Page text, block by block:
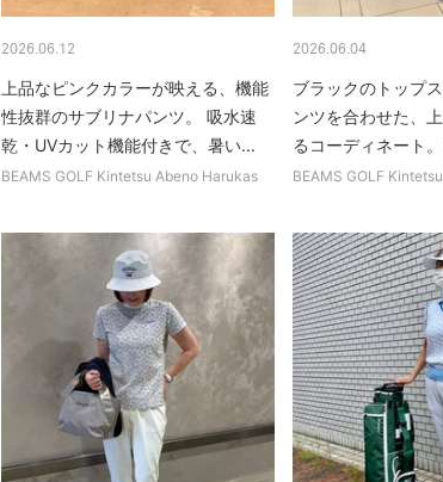
2026.06.12
上品なピンクカラーが映える、機能
性抜群のサブリナパンツ。 吸水速
乾・UVカット機能付きで、暑い...
BEAMS GOLF Kintetsu Abeno Harukas
2026.06.04
ブラックのトップ
ンツを合わせた、
るコーディネート
BEAMS GOLF